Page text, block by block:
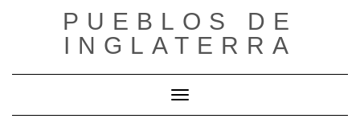
PUEBLOS DE
INGLATERRA
Cambiar modo de navegación